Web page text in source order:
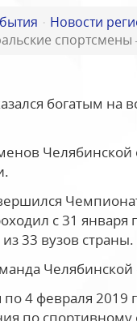
Новости
спортсмены
богатым на
Челябинской
с 31 января
33 вузов страны.
по 4 февраля 2019